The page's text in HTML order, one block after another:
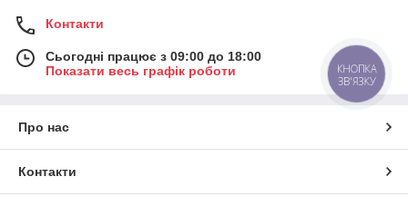
Контакти
Сьогодні працює з 09:00 до 18:00
Показати весь графік роботи
Про нас
Контакти
КНОПКА
ЗВ'ЯЗКУ